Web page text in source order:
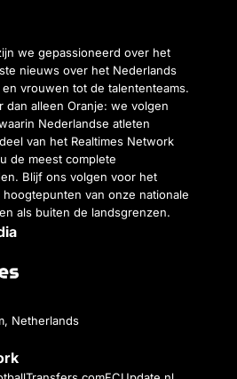
we gepassioneerd over het
nieuws over het Nederlands
vrouwen tot de talententeams.
dan alleen Oranje: we volgen
Nederlandse atleten
van het Realtimes Network
de meest complete
Blijf ons volgen voor het
van onze nationale
als buiten de landsgrenzen.
Netherlands